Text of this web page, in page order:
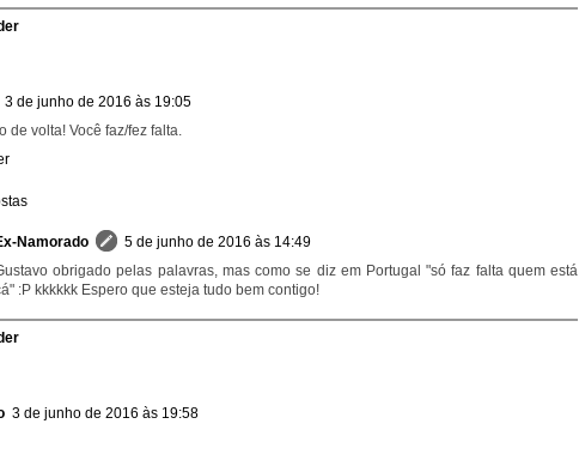
3 de junho de 2016 às 19:05
de volta! Você faz/fez falta.
Namorado
5 de junho de 2016 às 14:49
obrigado pelas palavras, mas como se diz em Portugal "só faz falta quem está
:P kkkkkk Espero que esteja tudo bem contigo!
3 de junho de 2016 às 19:58